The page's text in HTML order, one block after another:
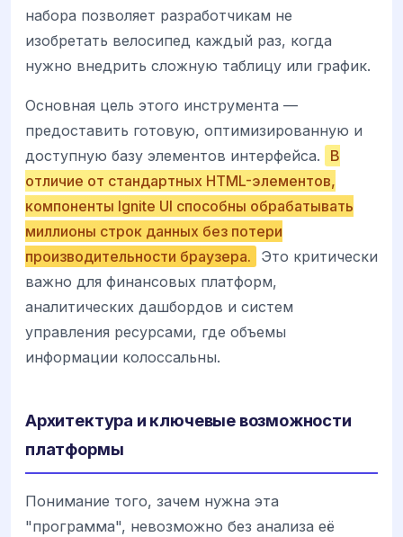
набора позволяет разработчикам не
изобретать велосипед каждый раз, когда
нужно внедрить сложную таблицу или график.
Основная цель этого инструмента —
предоставить готовую, оптимизированную и
доступную базу элементов интерфейса.
В
отличие от стандартных HTML-элементов,
компоненты Ignite UI способны обрабатывать
миллионы строк данных без потери
производительности браузера.
Это критически
важно для финансовых платформ,
аналитических дашбордов и систем
управления ресурсами, где объемы
информации колоссальны.
Архитектура и ключевые возможности
платформы
Понимание того, зачем нужна эта
"программа", невозможно без анализа её